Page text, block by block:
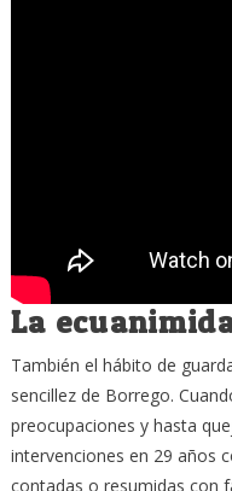
La
También el hábito de
sencillez de Borrego.
preocupaciones y hasta
intervenciones en 29 años
contadas o resumidas con